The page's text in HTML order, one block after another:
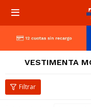

VESTIMENTA